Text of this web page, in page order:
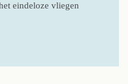
eindeloze vliegen